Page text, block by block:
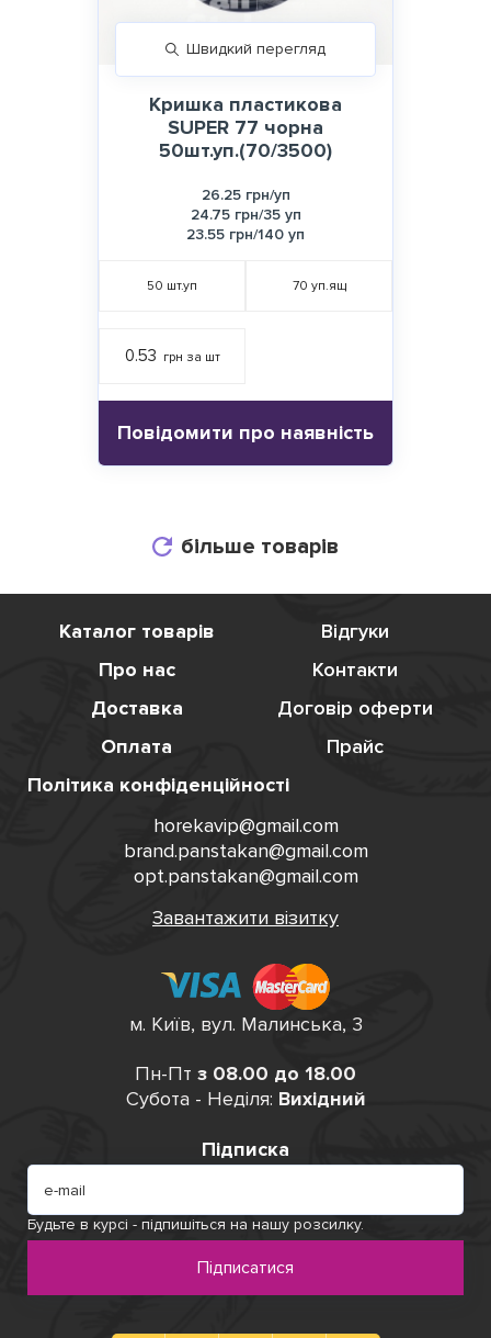
Швидкий перегляд
Кришка пластикова
SUPER 77 чорна
50шт.уп.(70/3500)
26.25 грн/уп
24.75 грн/35 уп
23.55 грн/140 уп
50 шт.уп 70 уп.ящ
0.53 грн за шт
Повідомити про наявність
більше товарів
Пн-Пт з 08.00 до 18.00
Субота - Неділя: Вихідний
Підписка
Будьте в курсі - підпишіться на нашу розсилку.
Підписатися
Каталог товарів
Відгуки
Про нас
Контакти
Доставка
Договір оферти
Оплата
Прайс
Політика конфіденційності
horekavip@gmail.com
brand.panstakan@gmail.com
opt.panstakan@gmail.com
Завантажити візитку
м. Київ, вул. Малинська, 3